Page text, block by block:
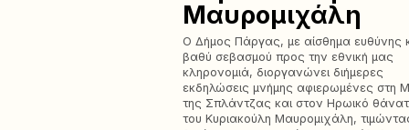
Μαυρομιχάλη
Ο Δήμος Πάργας, με αίσθημα ευθύνης
βαθύ σεβασμού προς την εθνική μας
κληρονομιά, διοργανώνει διήμερες
εκδηλώσεις μνήμης αφιερωμένες στη
της Σπλάντζας και στον ​Ηρωικό
του Κυριακούλη Μαυρομιχάλη,